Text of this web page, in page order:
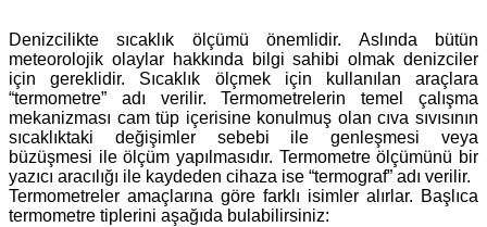
Denizcilikte sıcaklık ölçümü önemlidir. Aslında bütün
meteorolojik olaylar hakkında bilgi sahibi olmak denizciler
için gereklidir. Sıcaklık ölçmek için kullanılan araçlara
“termometre” adı verilir. Termometrelerin temel çalışma
mekanizması cam tüp içerisine konulmuş olan cıva sıvısının
sıcaklıktaki değişimler sebebi ile genleşmesi veya
büzüşmesi ile ölçüm yapılmasıdır. Termometre ölçümünü bir
yazıcı aracılığı ile kaydeden cihaza ise “termograf” adı verilir.
Termometreler amaçlarına göre farklı isimler alırlar. Başlıca
termometre tiplerini aşağıda bulabilirsiniz: